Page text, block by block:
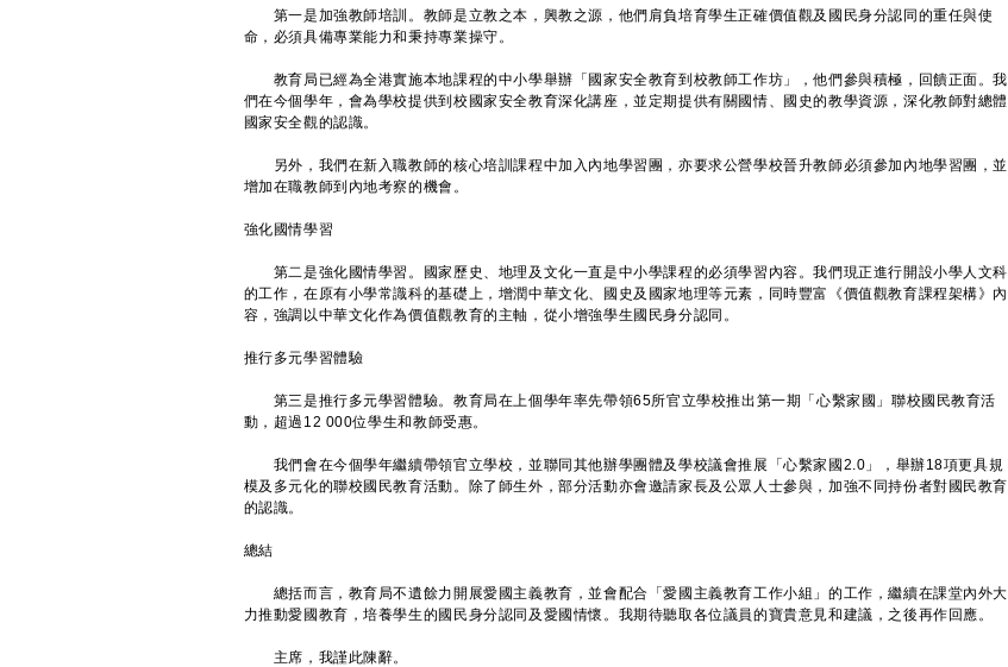
第一是加強教師培訓。教師是立教之本，興教之源，他們肩負培育學生正確價值觀及國民身分認同的重任與使
命，必須具備專業能力和秉持專業操守。
教育局已經為全港實施本地課程的中小學舉辦「國家安全教育到校教師工作坊」，他們參與積極，回饋正面。我
們在今個學年，會為學校提供到校國家安全教育深化講座，並定期提供有關國情、國史的教學資源，深化教師對總體
國家安全觀的認識。
另外，我們在新入職教師的核心培訓課程中加入內地學習團，亦要求公營學校晉升教師必須參加內地學習團，並
增加在職教師到內地考察的機會。
強化國情學習
第二是強化國情學習。國家歷史、地理及文化一直是中小學課程的必須學習內容。我們現正進行開設小學人文科
的工作，在原有小學常識科的基礎上，增潤中華文化、國史及國家地理等元素，同時豐富《價值觀教育課程架構》內
容，強調以中華文化作為價值觀教育的主軸，從小增強學生國民身分認同。
推行多元學習體驗
第三是推行多元學習體驗。教育局在上個學年率先帶領65所官立學校推出第一期「心繫家國」聯校國民教育活
動，超過12 000位學生和教師受惠。
我們會在今個學年繼續帶領官立學校，並聯同其他辦學團體及學校議會推展「心繫家國2.0」，舉辦18項更具規
模及多元化的聯校國民教育活動。除了師生外，部分活動亦會邀請家長及公眾人士參與，加強不同持份者對國民教育
的認識。
總結
總括而言，教育局不遺餘力開展愛國主義教育，並會配合「愛國主義教育工作小組」的工作，繼續在課堂內外大
力推動愛國教育，培養學生的國民身分認同及愛國情懷。我期待聽取各位議員的寶貴意見和建議，之後再作回應。
主席，我謹此陳辭。